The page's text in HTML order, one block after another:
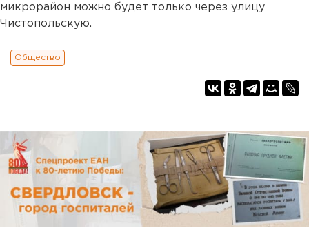
микрорайон можно будет только через улицу
Чистопольскую.
Общество